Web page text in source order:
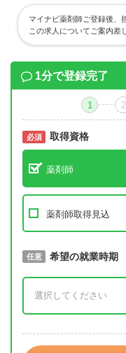
マイナビ薬剤師ご登録後、
この求人についてご案内差
1分で登録完了
1 2
必須 取得資格
薬剤師
薬剤師取得見込
必須 取得予定年
任意 希望の就業時期